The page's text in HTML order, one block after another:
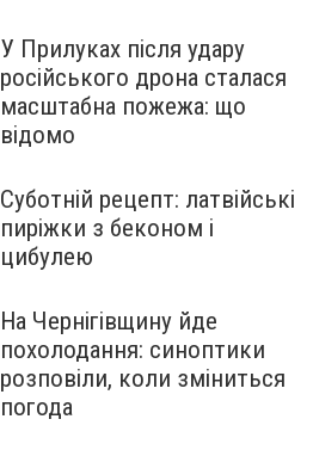
У Прилуках після удару
російського дрона сталася
масштабна пожежа: що
відомо
Суботній рецепт: латвійські
пиріжки з беконом і
цибулею
На Чернігівщину йде
похолодання: синоптики
розповіли, коли зміниться
погода